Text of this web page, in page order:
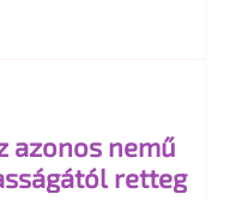
azonos nemű
retteg